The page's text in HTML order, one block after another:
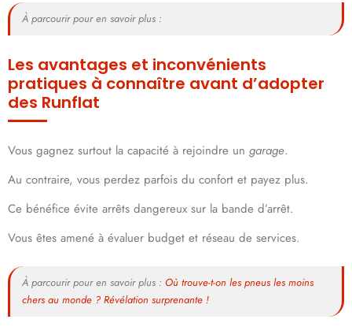
À parcourir pour en savoir plus :
Les avantages et inconvénients
pratiques à connaître avant d’adopter
des Runflat
Vous gagnez surtout la capacité à rejoindre un garage.
Au contraire, vous perdez parfois du confort et payez plus.
Ce bénéfice évite arrêts dangereux sur la bande d’arrêt.
Vous êtes amené à évaluer budget et réseau de services.
À parcourir pour en savoir plus : Où trouve-t-on les pneus les moins
chers au monde ? Révélation surprenante !